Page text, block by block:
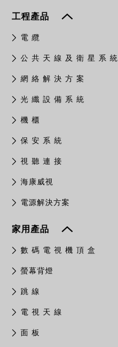
工程產品
電 纜
公 共 天 線 及 衛 星 系 統
網 絡 解 決 方 案
光 纖 設 備 系 統
機 櫃
保 安 系 統
視 聽 連 接
​海康威視
電源解決方案
家用產品
數 碼 電 視 機 頂 盒
螢幕背燈
跳 線
電 視 天 線
面 板